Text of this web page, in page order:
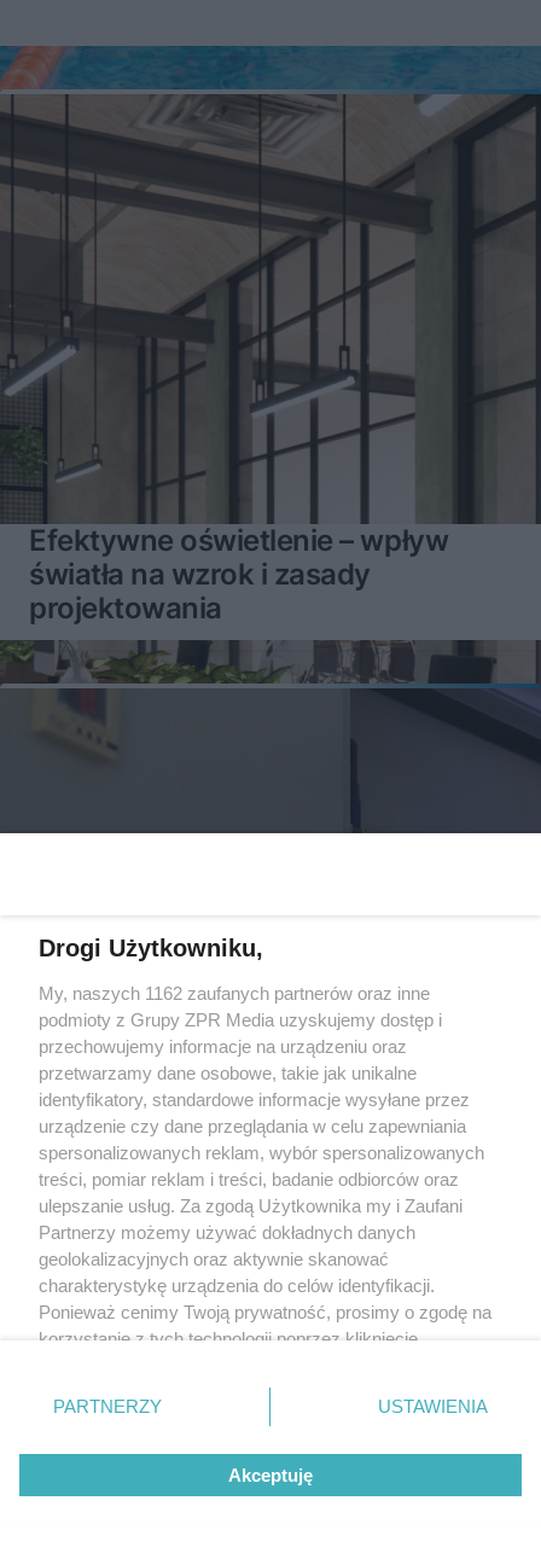
Efektywne oświetlenie – wpływ
światła na wzrok i zasady
projektowania
Jakość energii elektrycznej –
zakłócenia, przyczyny i metody
pomiaru
Drogi Użytkowniku,
My, naszych 1162 zaufanych partnerów oraz inne
podmioty z Grupy ZPR Media uzyskujemy dostęp i
przechowujemy informacje na urządzeniu oraz
przetwarzamy dane osobowe, takie jak unikalne
identyfikatory, standardowe informacje wysyłane przez
urządzenie czy dane przeglądania w celu zapewniania
spersonalizowanych reklam, wybór spersonalizowanych
treści, pomiar reklam i treści, badanie odbiorców oraz
ulepszanie usług. Za zgodą Użytkownika my i Zaufani
Partnerzy możemy używać dokładnych danych
geolokalizacyjnych oraz aktywnie skanować
charakterystykę urządzenia do celów identyfikacji.
Ponieważ cenimy Twoją prywatność, prosimy o zgodę na
korzystanie z tych technologii poprzez kliknięcie
zmienić/wycofać klikając przycisk ustawień prywatności
znajdujący się w lewym dolnym rogu strony
rodzaje przetwarzania danych nie wymagają zgody
użytkownika, ale masz prawo sprzeciwić się takiemu
przetwarzaniu. Preferencje będą miały zastosowanie tylko
PARTNERZY USTAWIENIA
Akceptuję